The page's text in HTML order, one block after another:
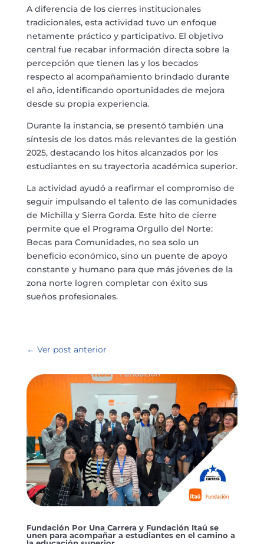
A diferencia de los cierres institucionales
tradicionales, esta actividad tuvo un enfoque
netamente práctico y participativo. El objetivo
central fue recabar información directa sobre la
percepción que tienen las y los becados
respecto al acompañamiento brindado durante
el año, identificando oportunidades de mejora
desde su propia experiencia.
Durante la instancia, se presentó también una
síntesis de los datos más relevantes de la gestión
2025, destacando los hitos alcanzados por los
estudiantes en su trayectoria académica superior.
La actividad ayudó a reafirmar el compromiso de
seguir impulsando el talento de las comunidades
de Michilla y Sierra Gorda. Este hito de cierre
permite que el Programa Orgullo del Norte:
Becas para Comunidades, no sea solo un
beneficio económico, sino un puente de apoyo
constante y humano para que más jóvenes de la
zona norte logren completar con éxito sus
sueños profesionales.
← Ver post anterior
Fundación Por Una Carrera y Fundación Itaú se
unen para acompañar a estudiantes en el camino a